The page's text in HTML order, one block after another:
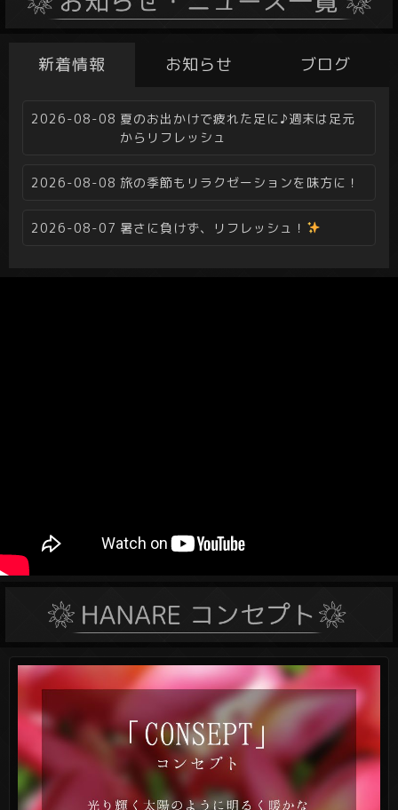
新着情報 お知らせ ブログ
2026-08-08 夏のお出かけで疲れた足に♪週末は足元
からリフレッシュ
2026-08-08 旅の季節もリラクゼーションを味方に！
2026-08-07 暑さに負けず、リフレッシュ！